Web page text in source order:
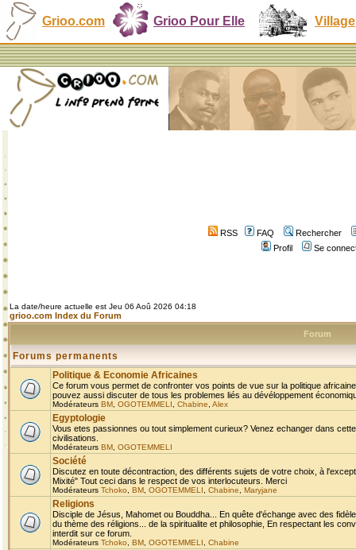
Grioo.com Grioo Pour Elle Village
RSS FAQ
Rechercher
Profil
Se
La date/heure actuelle est Jeu 06 Aoû 2026 04:18
grioo.com Index du Forum
Forum
Forums permanents
Politique & Economie Africaines
Ce forum vous permet de confronter vos points de vue sur la politique
pouvez aussi discuter de tous les problemes liés au dévéloppement
Modérateurs BM OGOTEMMELI Chabine Alex
Egyptologie
Vous etes passionnes ou tout simplement curieux? Venez echanger dans
civilisations.
Modérateurs BM OGOTEMMELI
Société
Discutez en toute décontraction, des différents sujets de votre choix, à
Mixité" Tout ceci dans le respect de vos interlocuteurs. Merci
Modérateurs Tchoko BM OGOTEMMELI Chabine Maryjane
Religions
Disciple de Jésus, Mahomet ou Bouddha... En quête d'échange avec des
du thème des réligions... de la spiritualite et philosophie, En respectant les
interdit sur ce forum.
Modérateurs Tchoko BM OGOTEMMELI Chabine